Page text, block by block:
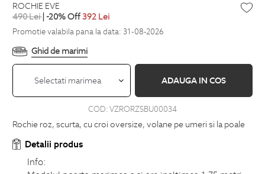
ROCHIE EVE
490Lei| -20% Off392 Lei
Promotie valabila pana la data: 31-08-2026
Ghid de marimi
Selectati marimea ADAUGA IN COS
COD:VZRORZSBU00034
Rochie roz, scurta, cu croi oversize, volane pe umeri si la poale
Detalii produs
Info: